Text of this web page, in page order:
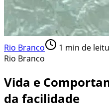
Rio Branco 1 min de
Rio Branco
Vida e
da facilidade